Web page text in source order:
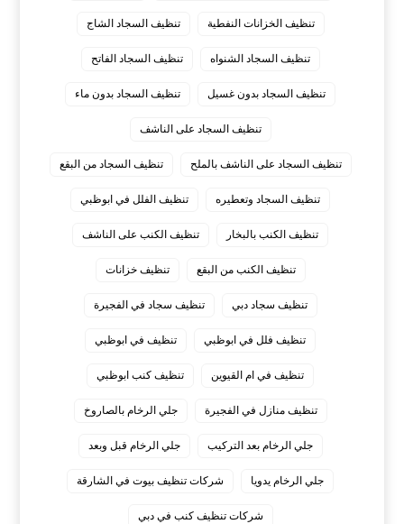
تنظيف الخزانات النفطية تنظيف السجاد الشاج
تنظيف السجاد الشنواه تنظيف السجاد الفاتح
تنظيف السجاد بدون غسيل تنظيف السجاد بدون ماء
تنظيف السجاد على الناشف
تنظيف السجاد على الناشف بالملح تنظيف السجاد من البقع
تنظيف السجاد وتعطيره تنظيف الفلل في ابوظبي
تنظيف الكنب بالبخار تنظيف الكنب على الناشف
تنظيف الكنب من البقع تنظيف خزانات
تنظيف سجاد دبي تنظيف سجاد في الفجيرة
تنظيف فلل في ابوظبي تنظيف في ابوظبي
تنظيف في ام القيوين تنظيف كنب ابوظبي
تنظيف منازل في الفجيرة جلي الرخام بالصاروخ
جلي الرخام بعد التركيب جلي الرخام قبل وبعد
جلي الرخام يدويا شركات تنظيف بيوت في الشارقة
شركات تنظيف كنب في دبي